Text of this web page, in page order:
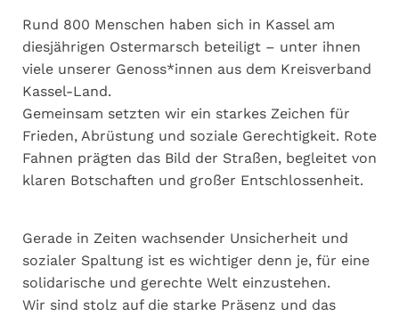
Rund 800 Menschen haben sich in Kassel am
diesjährigen Ostermarsch beteiligt – unter ihnen
viele unserer Genoss*innen aus dem Kreisverband
Kassel-Land.
Gemeinsam setzten wir ein starkes Zeichen für
Frieden, Abrüstung und soziale Gerechtigkeit. Rote
Fahnen prägten das Bild der Straßen, begleitet von
klaren Botschaften und großer Entschlossenheit.
Gerade in Zeiten wachsender Unsicherheit und
sozialer Spaltung ist es wichtiger denn je, für eine
solidarische und gerechte Welt einzustehen.
Wir sind stolz auf die starke Präsenz und das